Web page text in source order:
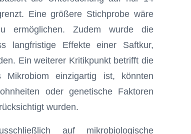
Eine größere Stichprobe wäre
ermöglichen. Zudem wurde die
langfristige Effekte einer Saftkur,
Ein weiterer Kritikpunkt betrifft die
einzigartig ist, könnten
oder genetische Faktoren
wurden.
auf mikrobiologische